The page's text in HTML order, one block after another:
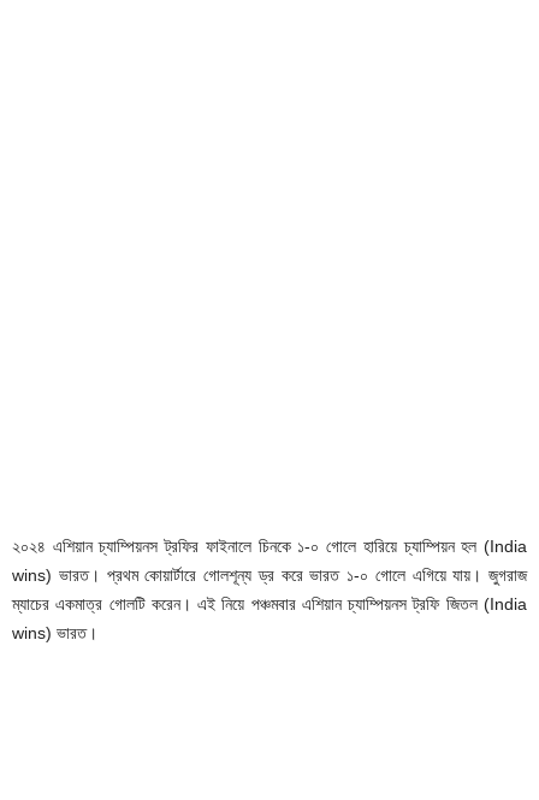
২০২৪ এশিয়ান চ্যাম্পিয়নস ট্রফির ফাইনালে চিনকে ১-০ গোলে হারিয়ে চ্যাম্পিয়ন হল (India
wins) ভারত। প্রথম কোয়ার্টারে গোলশূন্য ড্র করে ভারত ১-০ গোলে এগিয়ে যায়। জুগরাজ
ম্যাচের একমাত্র গোলটি করেন। এই নিয়ে পঞ্চমবার এশিয়ান চ্যাম্পিয়নস ট্রফি জিতল (India
wins) ভারত।